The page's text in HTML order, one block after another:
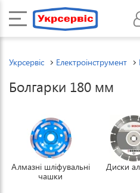
Укрсервіс Електроінструмент
Болгарки 180 мм
Алмазні шліфувальні
чашки
Диски